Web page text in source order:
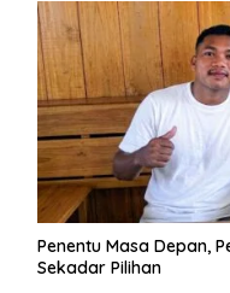
Penentu Masa Depan,
Sekadar Pilihan